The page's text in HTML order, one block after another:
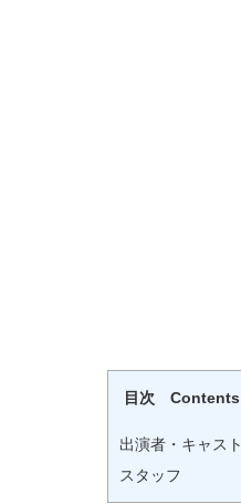
目次 Contents
出演者・キャスト
スタッフ